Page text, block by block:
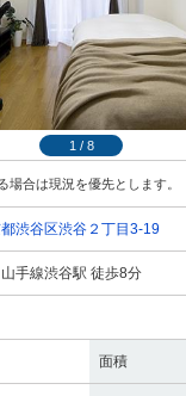
1 / 8
場合は現況を優先とします。
渋谷区渋谷２丁目3-19
山手線渋谷駅 徒歩8分
面積